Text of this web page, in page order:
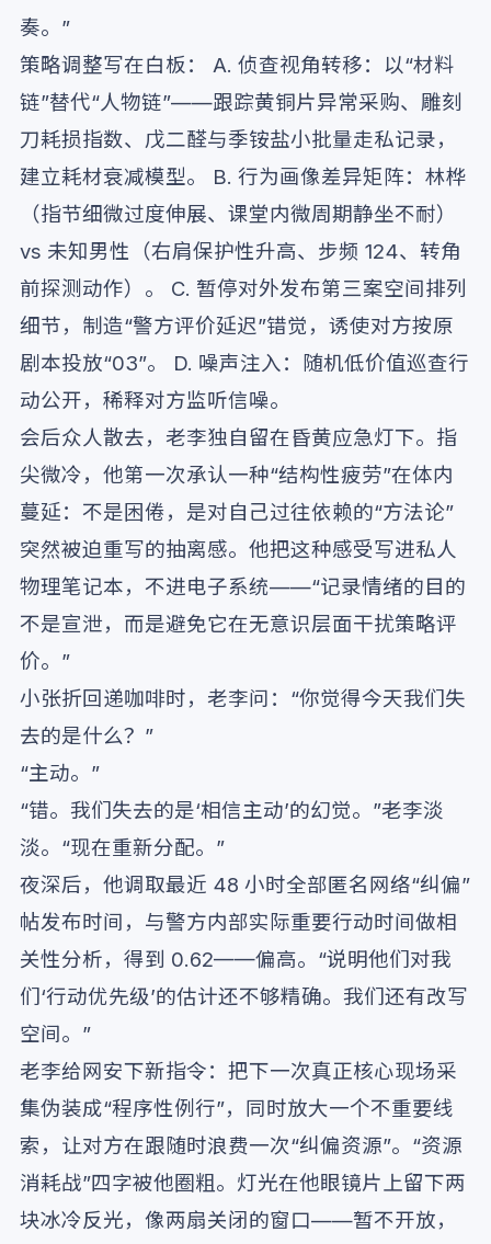
奏。”
策略调整写在白板： A. 侦查视角转移：以“材料
链”替代“人物链”——跟踪黄铜片异常采购、雕刻
刀耗损指数、戊二醛与季铵盐小批量走私记录，
建立耗材衰减模型。 B. 行为画像差异矩阵：林桦
（指节细微过度伸展、课堂内微周期静坐不耐）
vs 未知男性（右肩保护性升高、步频 124、转角
前探测动作）。 C. 暂停对外发布第三案空间排列
细节，制造“警方评价延迟”错觉，诱使对方按原
剧本投放“03”。 D. 噪声注入：随机低价值巡查行
动公开，稀释对方监听信噪。
会后众人散去，老李独自留在昏黄应急灯下。指
尖微冷，他第一次承认一种“结构性疲劳”在体内
蔓延：不是困倦，是对自己过往依赖的“方法论”
突然被迫重写的抽离感。他把这种感受写进私人
物理笔记本，不进电子系统——“记录情绪的目的
不是宣泄，而是避免它在无意识层面干扰策略评
价。”
小张折回递咖啡时，老李问：“你觉得今天我们失
去的是什么？”
“主动。”
“错。我们失去的是‘相信主动’的幻觉。”老李淡
淡。“现在重新分配。”
夜深后，他调取最近 48 小时全部匿名网络“纠偏”
帖发布时间，与警方内部实际重要行动时间做相
关性分析，得到 0.62——偏高。“说明他们对我
们‘行动优先级’的估计还不够精确。我们还有改写
空间。”
老李给网安下新指令：把下一次真正核心现场采
集伪装成“程序性例行”，同时放大一个不重要线
索，让对方在跟随时浪费一次“纠偏资源”。“资源
消耗战”四字被他圈粗。灯光在他眼镜片上留下两
块冰冷反光，像两扇关闭的窗口——暂不开放，